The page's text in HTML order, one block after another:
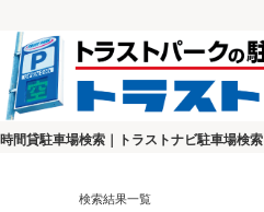
時間貸駐車場検索｜トラストナビ駐車場検索
検索結果一覧